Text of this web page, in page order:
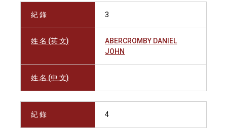
紀 錄 3
姓 名 (英 文)
ABERCROMBY DANIEL
JOHN
姓 名 (中 文)
紀 錄 4